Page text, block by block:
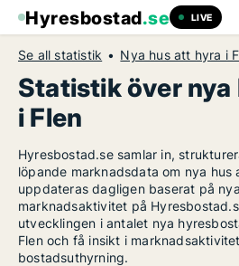
Hyresbostad.se LIVE
Se all statistik Nya hus att hyra i
Statistik över nya
i Flen
Hyresbostad.se samlar in,
löpande marknadsdata om nya hus
uppdateras dagligen baserat på
marknadsaktivitet på
utvecklingen i antalet nya
Flen och få insikt i
bostadsuthyrning.